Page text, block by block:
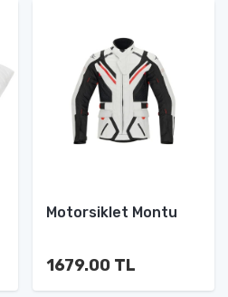
Motorsiklet Montu
1679.00 TL